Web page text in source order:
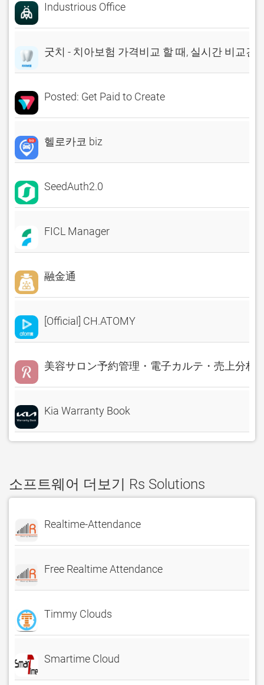
Industrious Office
굿치 - 치아보험 가격비교 할 때, 실시간 비교견
Posted: Get Paid to Create
헬로카코 biz
SeedAuth2.0
FICL Manager
融金通
[Official] CH.ATOMY
美容サロン予約管理・電子カルテ・売上分析
Kia Warranty Book
소프트웨어 더보기 Rs Solutions
Realtime-Attendance
Free Realtime Attendance
Timmy Clouds
Smartime Cloud